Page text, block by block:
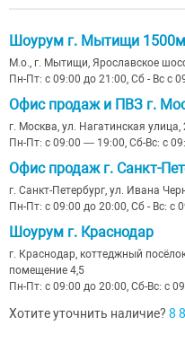
Шоурум г. Мытищи
М.о., г. Мытищи, Ярославское
Пн-Пт: с 09:00 до 21:00, Сб - Вс с
Офис продаж и ПВЗ г.
г. Москва, ул. Нагатинская улица,
Пн-Пт: с 09:00 — 19:00, Сб-Вс: с
Офис продаж г. Санкт-
г. Санкт-Петербург, ул. Ивана
Пн-Пт: с 09:00 до 20:00, Сб - Вс: с
Шоурум г. Краснодар
г. Краснодар, коттеджный
помещение 4,5
Пн-Пт: с 09:00 до 20:00, Сб-Вс: с
Хотите уточнить наличие? 8